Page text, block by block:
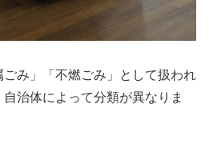
み」「不燃ごみ」として扱われ
治体によって分類が異なりま